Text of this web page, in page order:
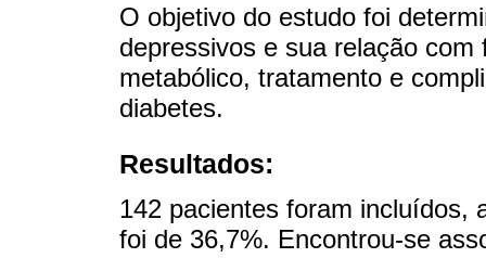
O objetivo do estudo foi
depressivos e sua relação
metabólico, tratamento e
diabetes.
Resultados:
142 pacientes foram incluídos,
foi de 36,7%. Encontrou-se